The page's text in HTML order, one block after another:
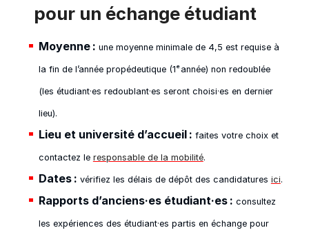
pour un échange étudiant
Moyenne : une moyenne minimale de 4,5 est requise à
la fin de l’année propédeutique (1ᵉ année) non redoublée
(les étudiant·es redoublant·es seront choisi·es en dernier
lieu).
Lieu et université d’accueil : faites votre choix et
contactez le responsable de la mobilité.
Dates : vérifiez les délais de dépôt des candidatures ici.
Rapports d’anciens·es étudiant·es : consultez
les expériences des étudiant·es partis en échange pour